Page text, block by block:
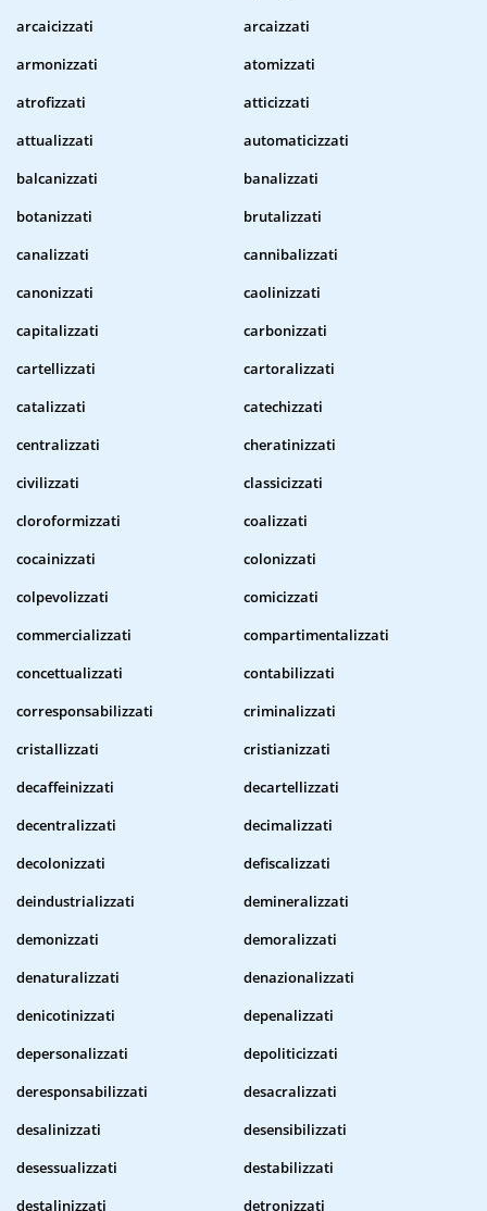
arcaicizzati
arcaizzati
armonizzati
atomizzati
atrofizzati
atticizzati
attualizzati
automaticizzati
balcanizzati
banalizzati
botanizzati
brutalizzati
canalizzati
cannibalizzati
canonizzati
caolinizzati
capitalizzati
carbonizzati
cartellizzati
cartoralizzati
catalizzati
catechizzati
centralizzati
cheratinizzati
civilizzati
classicizzati
cloroformizzati
coalizzati
cocainizzati
colonizzati
colpevolizzati
comicizzati
commercializzati
compartimentalizzati
concettualizzati
contabilizzati
corresponsabilizzati
criminalizzati
cristallizzati
cristianizzati
decaffeinizzati
decartellizzati
decentralizzati
decimalizzati
decolonizzati
defiscalizzati
deindustrializzati
demineralizzati
demonizzati
demoralizzati
denaturalizzati
denazionalizzati
denicotinizzati
depenalizzati
depersonalizzati
depoliticizzati
deresponsabilizzati
desacralizzati
desalinizzati
desensibilizzati
desessualizzati
destabilizzati
destalinizzati
detronizzati